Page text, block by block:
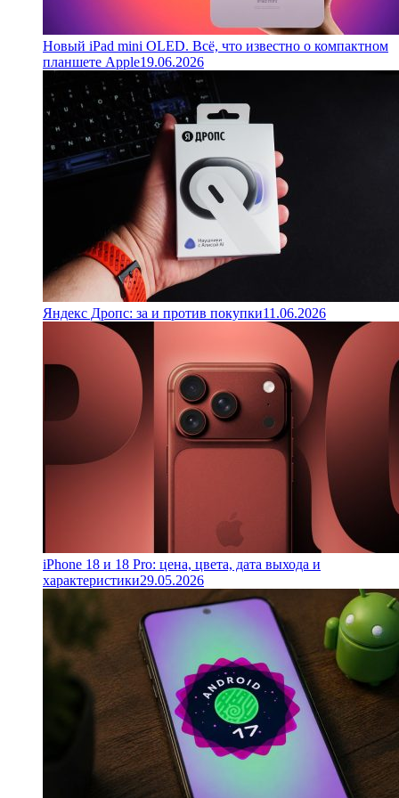
Новый iPad mini OLED. Всё, что известно о компактном
планшете Apple19.06.2026
Яндекс Дропс: за и против покупки11.06.2026
iPhone 18 и 18 Pro: цена, цвета, дата выхода и
характеристики29.05.2026